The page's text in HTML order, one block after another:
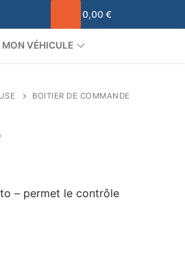
0,00€
MON VÉHICULE
BOITIER DE COMMANDE
– permet le contrôle